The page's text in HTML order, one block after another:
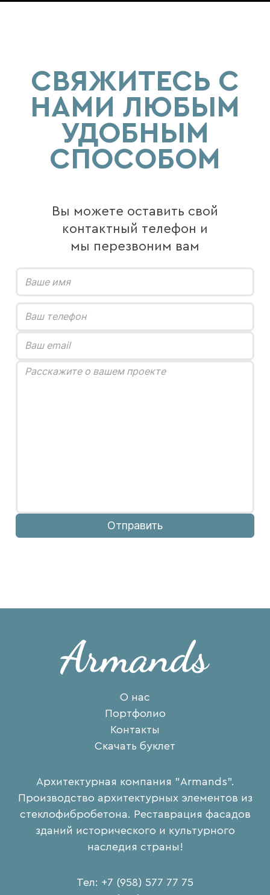
СВЯЖИТЕСЬ С
НАМИ ЛЮБЫМ
УДОБНЫМ
СПОСОБОМ
Вы можете оставить свой
контактный телефон и
мы перезвоним вам
Отправить
О нас
Портфолио
Контакты
Скачать буклет
Архитектурная компания "Armands".
Производство архитектурных элементов из
стеклофибробетона. Реставрация фасадов
зданий исторического и культурного
наследия страны!
Тел: +7 (958) 577 77 75